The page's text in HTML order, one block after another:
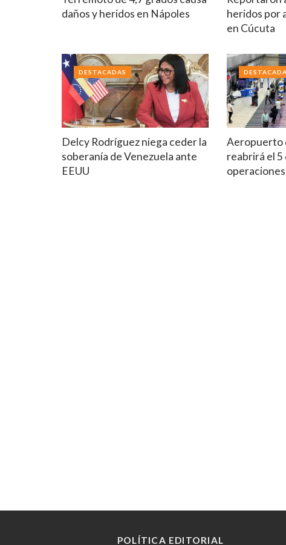
daños y heridos en Nápoles
heridos por
en Cúcuta
Delcy Rodríguez niega ceder la
soberanía de Venezuela ante
EEUU
DESTACADAS
Aeropuerto
reabrirá el 5
POLÍTICA EDITORIAL